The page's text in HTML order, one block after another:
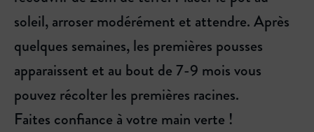
soleil, arroser modérément et attendre. Après
quelques semaines, les premières pousses
apparaissent et au bout de 7-9 mois vous
pouvez récolter les premières racines.
Faites confiance à votre main verte !